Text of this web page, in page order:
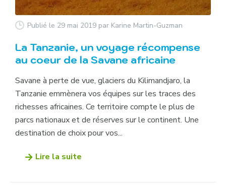
Publié le 29 mai 2019 par Karine Martin-Guzman
La Tanzanie, un voyage récompense
au coeur de la Savane africaine
Savane à perte de vue, glaciers du Kilimandjaro, la
Tanzanie emmènera vos équipes sur les traces des
richesses africaines. Ce territoire compte le plus de
parcs nationaux et de réserves sur le continent. Une
destination de choix pour vos...
Lire la suite